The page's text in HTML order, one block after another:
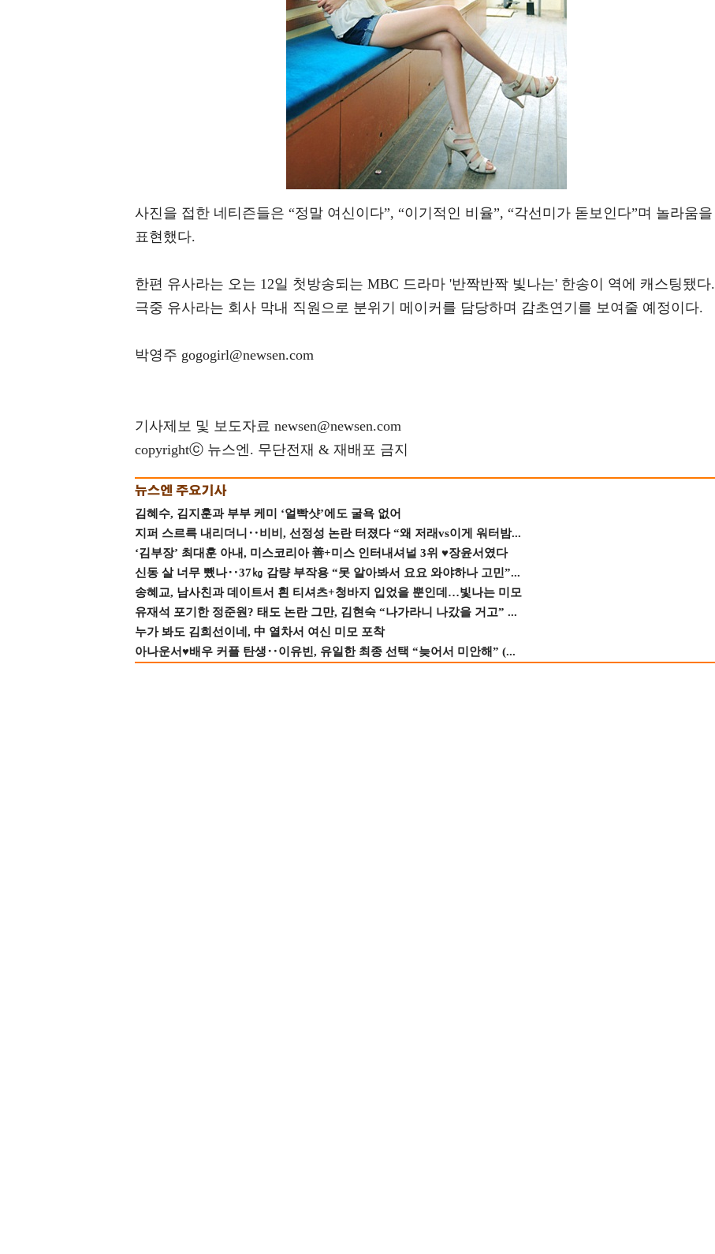
사진을 접한 네티즌들은 “정말 여신이다”, “이기적인 비율”, “각선미가 돋보인다”며 놀라움을
표현했다.
한편 유사라는 오는 12일 첫방송되는 MBC 드라마 '반짝반짝 빛나는' 한송이 역에 캐스팅됐다.
극중 유사라는 회사 막내 직원으로 분위기 메이커를 담당하며 감초연기를 보여줄 예정이다.
박영주 gogogirl@newsen.com
기사제보 및 보도자료 newsen@newsen.com
copyrightⓒ 뉴스엔. 무단전재 & 재배포 금지
김혜수, 김지훈과 부부 케미 ‘얼빡샷’에도 굴욕 없어
지퍼 스르륵 내리더니‥비비, 선정성 논란 터졌다 “왜 저래vs이게 워터밤...
‘김부장’ 최대훈 아내, 미스코리아 善+미스 인터내셔널 3위 ♥장윤서였다
신동 살 너무 뺐나‥37㎏ 감량 부작용 “못 알아봐서 요요 와야하나 고민”...
송혜교, 남사친과 데이트서 흰 티셔츠+청바지 입었을 뿐인데…빛나는 미모
유재석 포기한 정준원? 태도 논란 그만, 김현숙 “나가라니 나갔을 거고” ...
누가 봐도 김희선이네, 中 열차서 여신 미모 포착
아나운서♥배우 커플 탄생‥이유빈, 유일한 최종 선택 “늦어서 미안해” (...